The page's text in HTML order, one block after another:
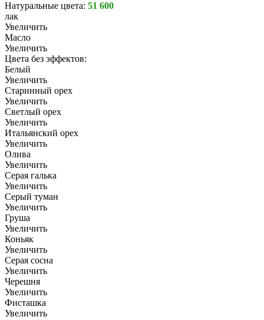
Натуральные цвета: 51 600
лак
Увеличить
Масло
Увеличить
Цвета без эффектов:
Белый
Увеличить
Старинный орех
Увеличить
Светлый орех
Увеличить
Итальянский орех
Увеличить
Олива
Увеличить
Серая галька
Увеличить
Серый туман
Увеличить
Груша
Увеличить
Коньяк
Увеличить
Серая сосна
Увеличить
Черешня
Увеличить
Фисташка
Увеличить